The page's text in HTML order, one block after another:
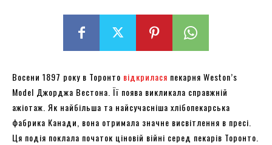
Восени 1897 року в Торонто відкрилася пекарня Weston’s
Model Джорджа Вестона. Її поява викликала справжній
ажіотаж. Як найбільша та найсучасніша хлібопекарська
фабрика Канади, вона отримала значне висвітлення в пресі.
Ця подія поклала початок ціновій війні серед пекарів Торонто.